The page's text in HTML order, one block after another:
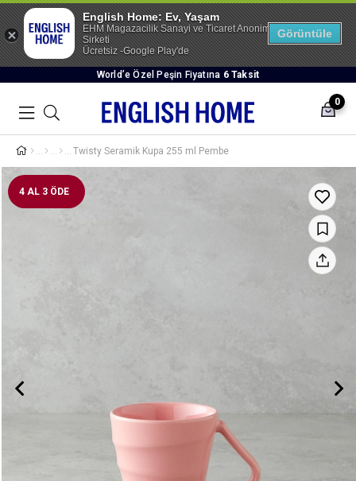
World’e Özel Peşin Fiyatına 6 Taksit
0
Twisty Seramik Kupa 255 ml Pembe
4 AL 3 ÖDE
English Home: Ev, Yaşam
EHM Magazacilik Sanayi ve Ticaret Anonim
Sirketi
Ücretsiz -Google Play'de
Görüntüle